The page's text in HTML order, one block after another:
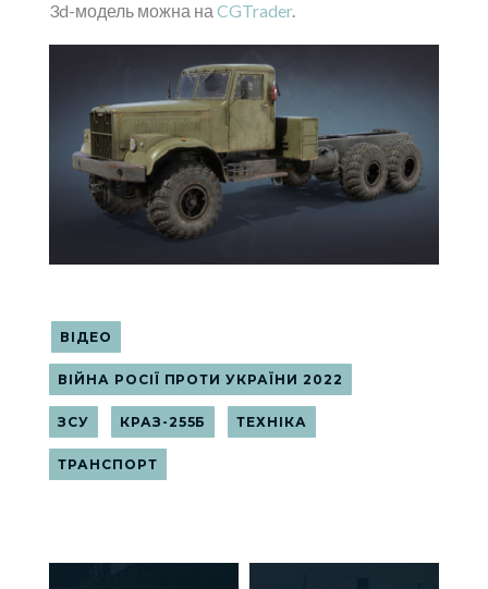
3d-модель можна на CGTrader.
ВІДЕО
ВІЙНА РОСІЇ ПРОТИ УКРАЇНИ 2022
ЗСУ КРАЗ-255Б ТЕХНІКА
ТРАНСПОРТ